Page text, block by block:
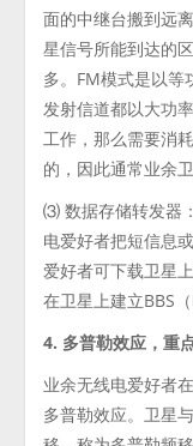
面的中继台搬到远
星信号所能到达的
多。FM模式是以等
发射信道都以大功
工作，那么需要消
的，因此通常业余
⑶ 数据存储转发器
电爱好者把短信息
爱好者可下载卫星
在卫星上建立BBS
4. 多普勒效应，重
业余无线电爱好者
多普勒效应。卫星